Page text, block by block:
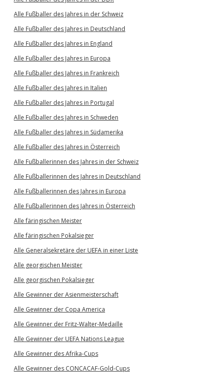
Alle Fußballer des Jahres in der Schweiz
Alle Fußballer des Jahres in Deutschland
Alle Fußballer des Jahres in England
Alle Fußballer des Jahres in Europa
Alle Fußballer des Jahres in Frankreich
Alle Fußballer des Jahres in Italien
Alle Fußballer des Jahres in Portugal
Alle Fußballer des Jahres in Schweden
Alle Fußballer des Jahres in Südamerika
Alle Fußballer des Jahres in Österreich
Alle Fußballerinnen des Jahres in der Schweiz
Alle Fußballerinnen des Jahres in Deutschland
Alle Fußballerinnen des Jahres in Europa
Alle Fußballerinnen des Jahres in Österreich
Alle färingischen Meister
Alle färingischen Pokalsieger
Alle Generalsekretäre der UEFA in einer Liste
Alle georgischen Meister
Alle georgischen Pokalsieger
Alle Gewinner der Asienmeisterschaft
Alle Gewinner der Copa America
Alle Gewinner der Fritz-Walter-Medaille
Alle Gewinner der UEFA Nations League
Alle Gewinner des Afrika-Cups
Alle Gewinner des CONCACAF-Gold-Cups